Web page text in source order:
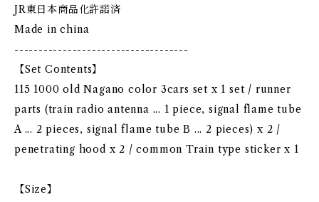
JR東日本商品化許諾済
Made in china
------------------------------------
【Set Contents】
115 1000 old Nagano color 3cars set x 1 set / runner
parts (train radio antenna ... 1 piece, signal flame tube
A ... 2 pieces, signal flame tube B ... 2 pieces) x 2 /
penetrating hood x 2 / common Train type sticker x 1
【Size】